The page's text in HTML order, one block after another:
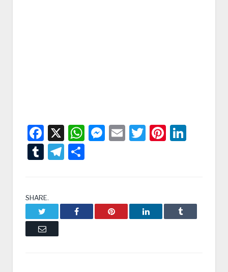
Facebook
X WhatsApp
Messenger
EmailTwitter
TumblrTelegram
SHARE.
Facebook Pinterest LinkedIn Tumblr
Email